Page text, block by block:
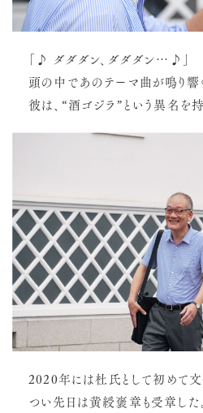
「♪ ダダダン、ダダダン…♪」
頭の中であのテーマ曲が鳴り響
彼は、“酒ゴジラ”という異名を
2020年には杜氏として初めて
つい先日は黄綬褒章も受章した